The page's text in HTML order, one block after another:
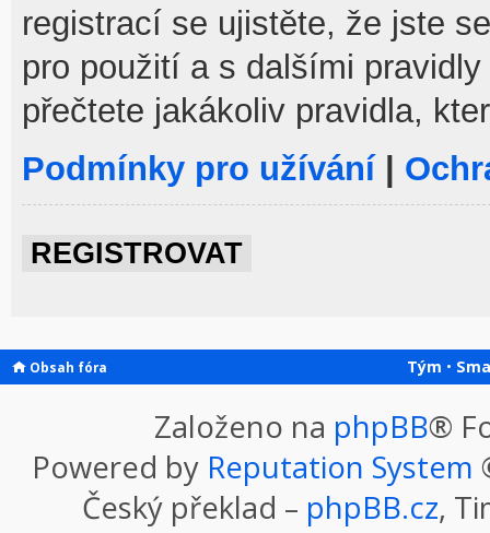
registrací se ujistěte, že jste
pro použití a s dalšími
přečtete jakákoliv pravidla,
Podmínky pro užívání|
REGISTROVAT
Obsah fóra Tým •
Založeno na phpBB®
Powered by Reputation System
Český překlad – phpBB.cz,